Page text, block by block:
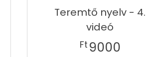
Teremtő nyelv - 4.
videó
Ft 9000